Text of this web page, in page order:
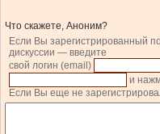
Что скажете, Аноним?
Если Вы зарегистрированный
дискуссии — введите
свой логин (email)
и
Если Вы еще не